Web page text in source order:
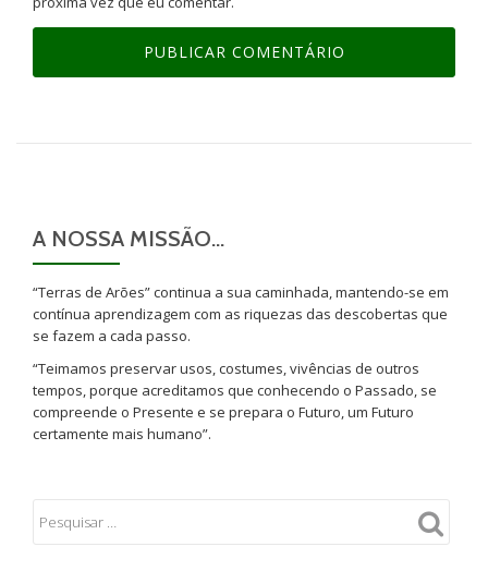
A NOSSA MISSÃO…
“Terras de Arões” continua a sua caminhada, mantendo-se em
contínua aprendizagem com as riquezas das descobertas que
se fazem a cada passo.
“Teimamos preservar usos, costumes, vivências de outros
tempos, porque acreditamos que conhecendo o Passado, se
compreende o Presente e se prepara o Futuro, um Futuro
certamente mais humano”.